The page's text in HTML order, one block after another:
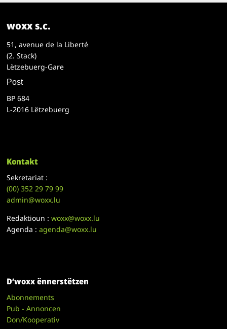
woxx s.c.
51, avenue de la Liberté
(2. Stack)
Lëtzebuerg-Gare
Post
BP 684
L-2016 Lëtzebuerg
Kontakt
Sekretariat :
(00)352 29 79 99
admin@woxx.lu
Redaktioun :woxx@woxx.lu
Agenda :agenda@woxx.lu
D’woxx ënnerstëtzen
Abonnements
Pub - Annoncen
Don/Kooperativ